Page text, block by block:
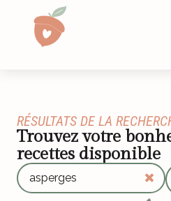
RÉSULTATS DE LA
Trouvez votre
recettes disponible